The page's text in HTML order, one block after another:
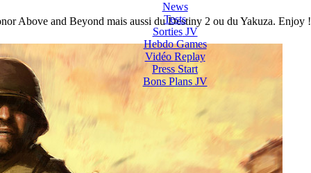
News
Tests
SortiesJV
Hebdo Games
Vidéo Replay
Press Start
Bons PlansJV
Above and Beyond mais aussi du Destiny 2 ou du Yakuza. Enjoy !